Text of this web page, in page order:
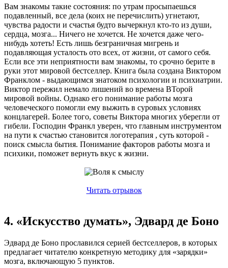
Вам знакомы такие состояния: по утрам просыпаешься
подавленный, все дела (коих не перечислить) угнетают,
чувства радости и счастья будто вычеркнул кто-то из души,
сердца, мозга... Ничего не хочется. Не хочется даже чего-
нибудь хотеть! Есть лишь безграничная мигрень и
подавляющая усталость ото всех, от жизни, от самого себя.
Если все эти неприятности вам знакомы, то срочно берите в
руки этот мировой бестселлер. Книга была создана Виктором
Франклом - выдающимся знатоком психологии и психиатрии.
Виктор пережил немало лишений во времена ВТорой
мировой войны. Однако его понимание работы мозга
человеческого помогли ему выжить в суровых условиях
концлагерей. Более того, советы Виктора многих уберегли от
гибели. Господин Франкл уверен, что главным инструментом
на пути к счастью становится логотерапия , суть которой -
поиск смысла бытия. Понимание факторов работы мозга и
психики, поможет вернуть вкус к жизни.
Читать отрывок
4. «Искусство думать», Эдвард де Боно
Эдвард де Боно прославился серией бестселлеров, в которых
предлагает читателю конкретную методику для «зарядки»
мозга, включающую 5 пунктов.